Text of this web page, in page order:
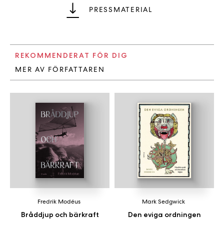
PRESSMATERIAL
REKOMMENDERAT FÖR DIG
MER AV FÖRFATTAREN
Bråddjup och bärkraft
Fredrik Modéus
Den eviga ordningen
Mark Sedgwick